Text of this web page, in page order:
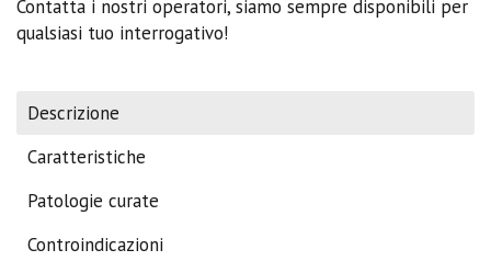
Contatta i nostri operatori, siamo sempre disponibili per
qualsiasi tuo interrogativo!
Descrizione
Caratteristiche
Patologie curate
Controindicazioni